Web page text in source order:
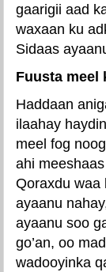
gaarigii aad
waxaan ku
Sidaas
Fuusta meel
Haddaan
ilaahay
meel fog
ahi
Qoraxdu waa
ayaanu
ayaanu soo
go’an, oo
wadooyinka